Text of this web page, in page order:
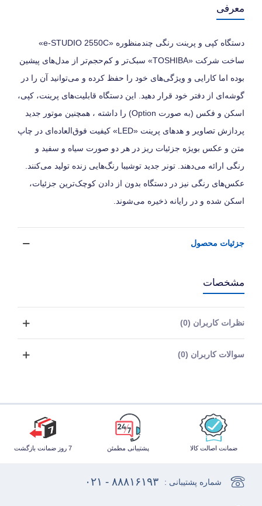
معرفی
دستگاه کپی و پرینت رنگی چندمنظوره «e-STUDIO 2550C»
ساخت شرکت «TOSHIBA» سبک‌تر و کم‌حجم‌تر از مدل‌های پیشین
بوده اما کارایی و ویژگی‌های خود را حفظ کرده و می‌توانید آن را در
گوشه‌ای از دفتر خود قرار دهید. این دستگاه قابلیت‌های پرینت، کپی،
اسکن و فکس (به صورت Option) را داشته ، همچنین موتور جدید
پردازش تصاویر و هدهای پرینت «LED» کیفیت فوق‌العاده‌ای در چاپ
متن و عکس بویژه جزئیات ریز در هر دو صورت سیاه و سفید و
رنگی ارائه می‌دهند. تونر جدید توشیبا رنگ‌هایی زنده تولید می‌کنند.
عکس‌های رنگی نیز در دستگاه بدون از دادن کوچک‌ترین جزئیات،
اسکن شده و در رایانه ذخیره می‌شوند.
جزئیات محصول
مشخصات
نظرات کاربران (0)
سوالات کاربران (0)
ضمانت اصالت کالا پشتیبانی مطمئن 7 روز ضمانت بازگشت
شماره پشتیبانی : ۸۸۸۱۶۱۹۳ - ۰۲۱